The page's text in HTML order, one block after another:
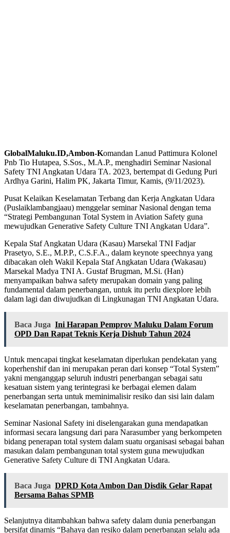
GlobalMaluku.ID,Ambon-Komandan Lanud Pattimura Kolonel
Pnb Tio Hutapea, S.Sos., M.A.P., menghadiri Seminar Nasional
Safety TNI Angkatan Udara TA. 2023, bertempat di Gedung Puri
Ardhya Garini, Halim PK, Jakarta Timur, Kamis, (9/11/2023).
Pusat Kelaikan Keselamatan Terbang dan Kerja Angkatan Udara
(Puslaiklambangjaau) menggelar seminar Nasional dengan tema
“Strategi Pembangunan Total System in Aviation Safety guna
mewujudkan Generative Safety Culture TNI Angkatan Udara”.
Kepala Staf Angkatan Udara (Kasau) Marsekal TNI Fadjar
Prasetyo, S.E., M.P.P., C.S.F.A., dalam keynote speechnya yang
dibacakan oleh Wakil Kepala Staf Angkatan Udara (Wakasau)
Marsekal Madya TNI A. Gustaf Brugman, M.Si. (Han)
menyampaikan bahwa safety merupakan domain yang paling
fundamental dalam penerbangan, untuk itu perlu diexplore lebih
dalam lagi dan diwujudkan di Lingkunagan TNI Angkatan Udara.
Baca Juga Ini Harapan Pemprov Maluku Dalam Forum
OPD Dan Rapat Teknis Kerja Dishub Tahun 2024
Untuk mencapai tingkat keselamatan diperlukan pendekatan yang
koperhenshif dan ini merupakan peran dari konsep “Total System”
yakni menganggap seluruh industri penerbangan sebagai satu
kesatuan sistem yang terintegrasi ke berbagai elemen dalam
penerbangan serta untuk meminimalisir resiko dan sisi lain dalam
keselamatan penerbangan, tambahnya.
Seminar Nasional Safety ini diselengarakan guna mendapatkan
informasi secara langsung dari para Narasumber yang berkompeten
bidang penerapan total system dalam suatu organisasi sebagai bahan
masukan dalam pembangunan total system guna mewujudkan
Generative Safety Culture di TNI Angkatan Udara.
Baca Juga DPRD Kota Ambon Dan Disdik Gelar Rapat
Bersama Bahas SPMB
Selanjutnya ditambahkan bahwa safety dalam dunia penerbangan
bersifat dinamis “Bahaya dan resiko dalam penerbangan selalu ada